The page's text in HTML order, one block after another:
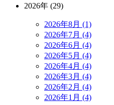
2026年 (29)
2026年8月 (1)
2026年7月 (4)
2026年6月 (4)
2026年5月 (4)
2026年4月 (4)
2026年3月 (4)
2026年2月 (4)
2026年1月 (4)